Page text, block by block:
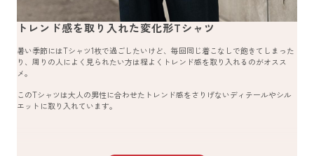
トレンド感を取り入れた変化形Tシャツ
暑い季節にはTシャツ1枚で過ごしたいけど、毎回同じ着こなしで飽きてしまった
り、周りの人によく見られたい方は程よくトレンド感を取り入れるのがオスス
メ。
このTシャツは大人の男性に合わせたトレンド感をさりげないディテールやシル
エットに取り入れています。